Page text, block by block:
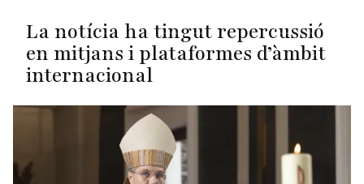
La notícia ha tingut repercussió
en mitjans i plataformes d’àmbit
internacional